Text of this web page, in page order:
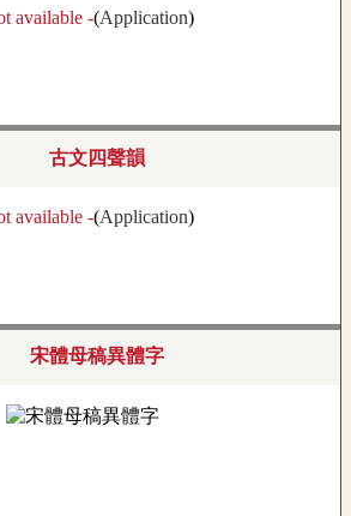
available -(Application)
古文四聲韻
available -(Application)
宋體母稿異體字